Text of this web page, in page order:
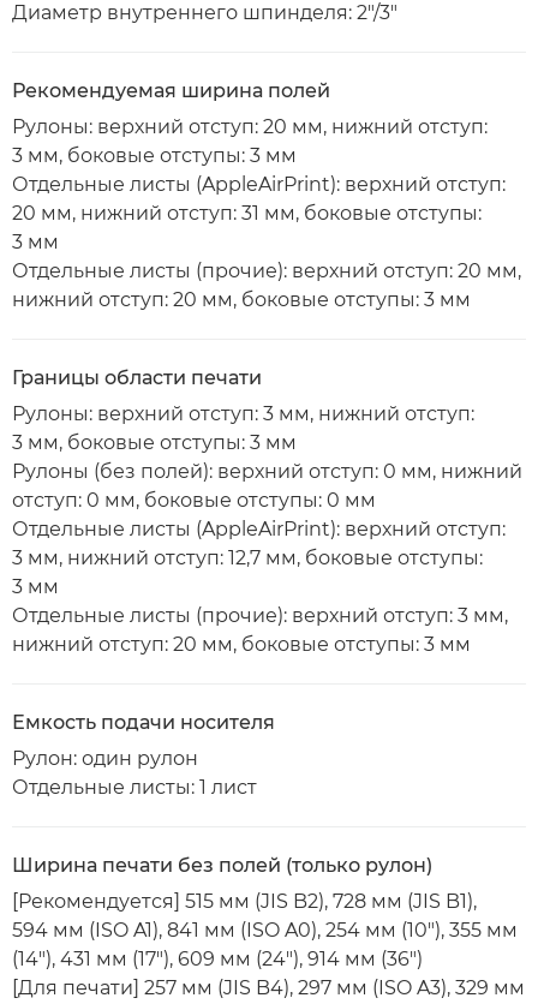
Диаметр внутреннего шпинделя: 2"/3"
Рекомендуемая ширина полей
Рулоны: верхний отступ: 20 мм, нижний отступ:
3 мм, боковые отступы: 3 мм
Отдельные листы (AppleAirPrint): верхний отступ:
20 мм, нижний отступ: 31 мм, боковые отступы:
3 мм
Отдельные листы (прочие): верхний отступ: 20 мм,
нижний отступ: 20 мм, боковые отступы: 3 мм
Границы области печати
Рулоны: верхний отступ: 3 мм, нижний отступ:
3 мм, боковые отступы: 3 мм
Рулоны (без полей): верхний отступ: 0 мм, нижний
отступ: 0 мм, боковые отступы: 0 мм
Отдельные листы (AppleAirPrint): верхний отступ:
3 мм, нижний отступ: 12,7 мм, боковые отступы:
3 мм
Отдельные листы (прочие): верхний отступ: 3 мм,
нижний отступ: 20 мм, боковые отступы: 3 мм
Емкость подачи носителя
Рулон: один рулон
Отдельные листы: 1 лист
Ширина печати без полей (только рулон)
[Рекомендуется] 515 мм (JIS B2), 728 мм (JIS B1),
594 мм (ISO A1), 841 мм (ISO A0), 254 мм (10"), 355 мм
(14"), 431 мм (17"), 609 мм (24"), 914 мм (36")
[Для печати] 257 мм (JIS B4), 297 мм (ISO A3), 329 мм